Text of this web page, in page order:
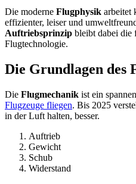
Die moderne Flugphysik arbeitet
effizienter, leiser und
Auftriebsprinzip bleibt dabei die
Flugtechnologie.
Die Grundlagen des
Die Flugmechanik ist ein
Flugzeuge fliegen. Bis 2025
in der Luft halten, besser.
Auftrieb
Gewicht
Schub
Widerstand